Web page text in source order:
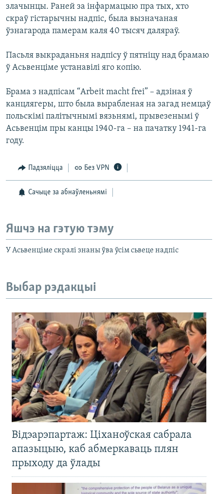
злачынцы. Раней за інфармацыю пра тых, хто
скраў гістарычны надпіс, была вызначаная
ўзнагарода памерам каля 40 тысяч даляраў.
Пасьля выкраданьня надпісу ў пятніцу над брамаю
ў Асьвенціме устанавілі яго копію.
Брама з надпісам “Arbeit macht frei” – адзіная ў
канцлягеры, што была вырабленая на загад немцаў
польскімі палітычнымі вязьнямі, прывезенымі ў
Асьвенцім пры канцы 1940-га – на пачатку 1941-га
году.
Падзяліцца Без VPN
Сачыце за абнаўленьнямі
Яшчэ на гэтую тэму
У Асьвенціме скралі знаны ўва ўсім сьвеце надпіс
Выбар рэдакцыі
Відэарэпартаж: Ціханоўская сабрала
апазыцыю, каб абмеркаваць плян
прыходу да ўлады